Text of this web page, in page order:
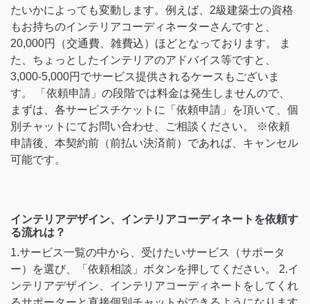
たいかによっても変動します。例えば、2級建築士の資格
もお持ちのインテリアコーディネーターさんですと、
20,000円（交通費、雑費込）ほどとなっております。 ま
た、ちょっとしたインテリアのアドバイス等ですと、
3,000-5,000円でサービス提供されるケースもございま
す。 「依頼申請」の段階では料金は発生しませんので、
まずは、各サービスチケットに「依頼申請」を頂いて、個
別チャットにてお問い合わせ、ご相談ください。 ※依頼
申請後、本契約前（前払い決済前）であれば、キャンセル
可能です。
インテリアデザイン、インテリアコーディネートを依頼す
る流れは？
1.サービス一覧の中から、受けたいサービス（サポータ
ー）を選び、「依頼相談」ボタンを押してください。 2.イ
ンテリアデザイン、インテリアコーディネートをしてくれ